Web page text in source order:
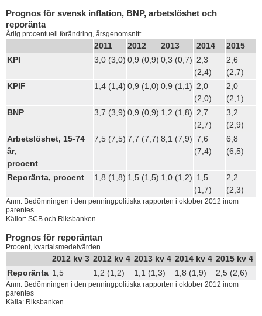
Prognos för svensk inflation, BNP, arbetslöshet och
reporänta
Årlig procentuell förändring, årsgenomsnitt
2011 2012 2013 2014
2015
KPI
3,0 (3,0) 0,9 (0,9) 0,3 (0,7) 2,3
(2,4)
2,6
(2,7)
KPIF
1,4 (1,4) 0,9 (1,0) 0,9 (1,1) 2,0
(2,0)
2,0
(2,1)
BNP
3,7 (3,9) 0,9 (0,9) 1,2 (1,8) 2,7
(2,7)
3,2
(2,9)
Arbetslöshet, 15-74
år,
procent
7,5 (7,5) 7,7 (7,7) 8,1 (7,9) 7,6
(7,4)
6,8
(6,5)
Reporänta, procent 1,8 (1,8) 1,5 (1,5) 1,0 (1,2) 1,5
(1,7)
2,2
(2,3)
Anm. Bedömningen i den penningpolitiska rapporten i oktober 2012 inom
parentes
Källor: SCB och Riksbanken
Prognos för reporäntan
Procent, kvartalsmedelvärden
2012 kv 3 2012 kv 4 2013 kv 4 2014 kv 4 2015 kv 4
Reporänta 1,5 1,2 (1,2) 1,1 (1,3) 1,8 (1,9) 2,5 (2,6)
Anm. Bedömningen i den penningpolitiska rapporten i oktober 2012 inom
parentes
Källa: Riksbanken